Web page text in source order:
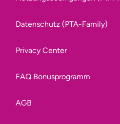
Datenschutz (PTA-Family)
Privacy Center
FAQ Bonusprogramm
AGB